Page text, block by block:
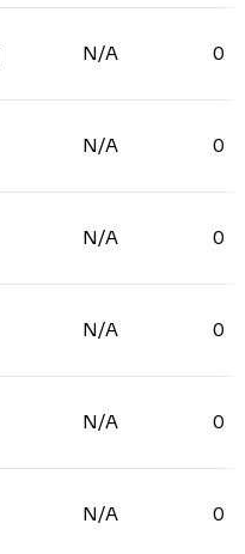
N/A 0
N/A 0
N/A 0
N/A 0
N/A 0
N/A 0